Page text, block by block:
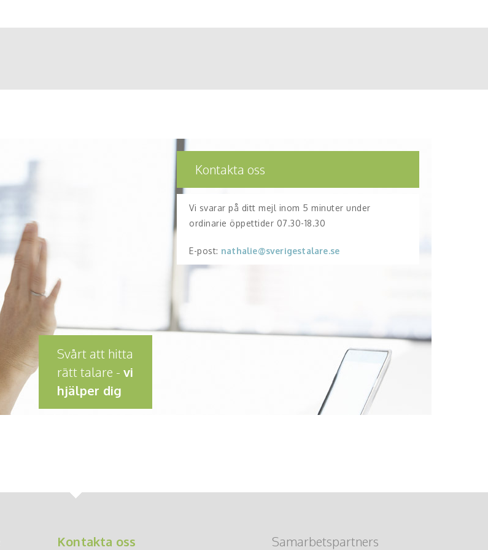
Svårt att hitta
rätt talare - vi
hjälper dig
Kontakta oss
Vi svarar på ditt mejl inom 5 minuter under
ordinarie öppettider 07.30-18.30
E-post: nathalie@sverigestalare.se
Kontakta oss Samarbetspartners